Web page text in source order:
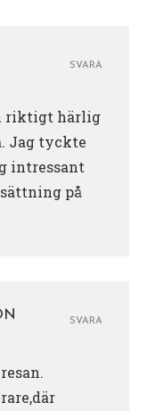
riktigt härlig
Jag tyckte
intressant
på
SVARA
SVARA